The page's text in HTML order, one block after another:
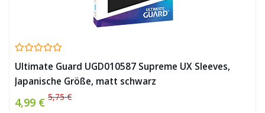
Ultimate Guard UGD010587 Supreme UX Sleeves,
Japanische Größe, matt schwarz
4,99 € 5,75 €